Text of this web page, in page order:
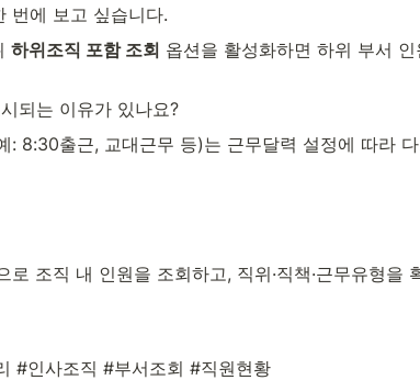
번에 보고 싶습니다.
하위조직 포함 조회 옵션을 활성화하면 하위 부서 인
되는 이유가 있나요?
: 8:30출근, 교대근무 등)는 근무달력 설정에 따라
로 조직 내 인원을 조회하고, 직위·직책·근무유형을
#인사조직 #부서조회 #직원현황